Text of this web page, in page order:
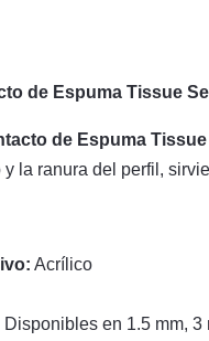
de Espuma Tissue
de Espuma
la ranura del perfil,
Acrílico
Disponibles en 1.5 mm, 3